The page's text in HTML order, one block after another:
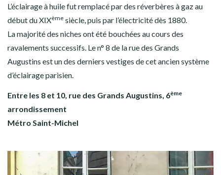
L’éclairage à huile fut remplacé par des réverbères à gaz au
début du XIXème siècle, puis par l’électricité dès 1880.
La majorité des niches ont été bouchées au cours des
ravalements successifs. Le n° 8 de la rue des Grands
Augustins est un des derniers vestiges de cet ancien système
d’éclairage parisien.
Entre les 8 et 10, rue des Grands Augustins, 6ème
arrondissement
Métro Saint-Michel